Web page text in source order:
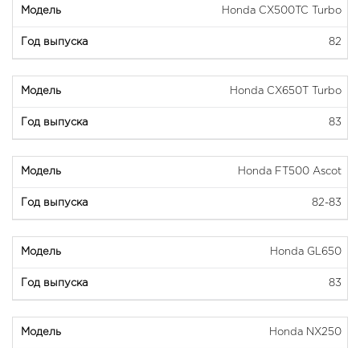
Honda CX500TC Turbo
82
Honda CX650T Turbo
83
Honda FT500 Ascot
82-83
Honda GL650
83
Honda NX250